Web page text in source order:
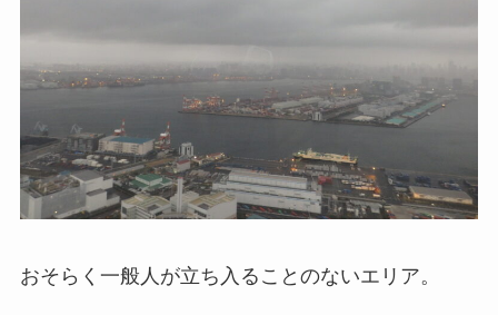
おそらく一般人が立ち入ることのないエリア。